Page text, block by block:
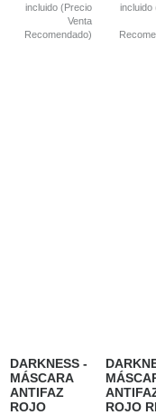
incluido (Precio
Venta
Recomendado)
incluido
DARKNESS -
MÁSCARA
ANTIFAZ
ROJO
ROJO